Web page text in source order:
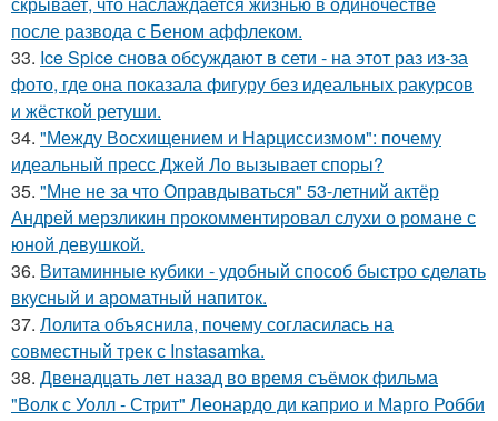
после развода с Беном аффлеком.
33. Ice Spice снова обсуждают в сети - на этот раз из-за
фото, где она показала фигуру без идеальных ракурсов
и жёсткой ретуши.
34. "Между Восхищением и Нарциссизмом": почему
идеальный пресс Джей Ло вызывает споры?
35. "Мне не за что Оправдываться" 53-летний актёр
Андрей мерзликин прокомментировал слухи о романе с
юной девушкой.
36. Витаминные кубики - удобный способ быстро сделать
вкусный и ароматный напиток.
37. Лолита объяснила, почему согласилась на
совместный трек с Instasamka.
38. Двенадцать лет назад во время съёмок фильма
"Волк с Уолл - Стрит" Леонардо ди каприо и Марго Робби